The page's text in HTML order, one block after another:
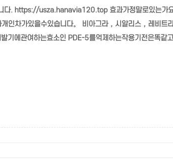
다. https://usza.hanavia120.top 효과가정말로있는가
인차가있을수있습니다。 비아그라，시알리스，레비
기에관여하는효소인 PDE-5를억제하는작용기전은똑같